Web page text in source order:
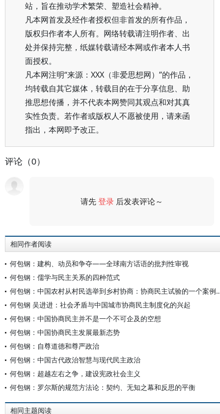
站，旨在推动学术繁荣、塑造社会精神。
凡本网首发及经作者授权但非首发的所有作品，
版权归作者本人所有。网络转载请注明作者、出
处并保持完整，纸媒转载请经本网或作者本人书
面授权。
凡本网注明“来源：XXX（非爱思想网）”的作品，
均转载自其它媒体，转载目的在于分享信息、助
推思想传播，并不代表本网赞同其观点和对其真
实性负责。若作者或版权人不愿被使用，请来函
指出，本网即予改正。
评论（0）
请先登录 后发表评论～
相同作者阅读
何包钢：建构、动员和争夺——全球南方话语的批判性审视
何包钢：儒学与民主关系的四种范式
何包钢：中国农村从村民选举
何包钢 吴进进：社会矛盾与中国城市协商民主制度化的兴起
何包钢：中国协商民主并不是一个不可企及的空想
何包钢：中国协商民主发展最新态势
何包钢：自尊道德和尊严政治
何包钢：中国古代政治智慧与现代民主政治
何包钢：超越左右之争，建设宪政社会主义
何包钢：罗尔斯的规范方法论：契约、无知之幕和反思的平衡
相同主题阅读